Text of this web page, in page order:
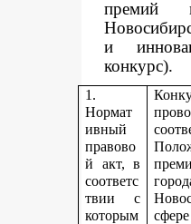
премий
и
конкурс).
1.
Нормат
ивный
правово
й акт, в
соответс
твии с
которым